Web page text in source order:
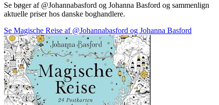
Se bøger af @Johannabasford og Johanna Basford og sammenlign
aktuelle priser hos danske boghandlere.
Se Magische Reise af @Johannabasford og Johanna Basford